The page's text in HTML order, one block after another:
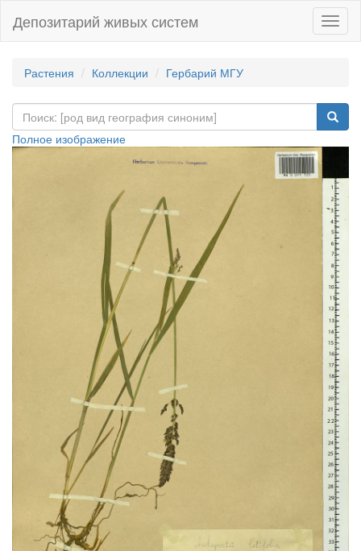
Депозитарий живых систем
Растения Коллекции Гербарий МГУ
Полное изображение